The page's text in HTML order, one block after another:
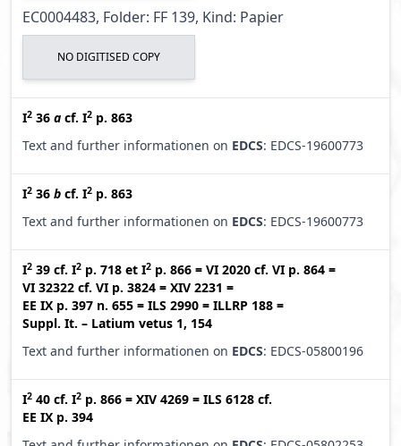
EC0004483, Folder: FF 139, Kind: Papier
NO DIGITISED COPY
I2 36 a cf. I2 p. 863
Text and further informationen on EDCS: EDCS-19600773
I2 36 b cf. I2 p. 863
Text and further informationen on EDCS: EDCS-19600773
I2 39 cf. I2 p. 718 et I2 p. 866 = VI 2020 cf. VI p. 864 =
VI 32322 cf. VI p. 3824 = XIV 2231 =
EE IX p. 397 n. 655 = ILS 2990 = ILLRP 188 =
Suppl. It. – Latium vetus 1, 154
Text and further informationen on EDCS: EDCS-05800196
I2 40 cf. I2 p. 866 = XIV 4269 = ILS 6128 cf.
EE IX p. 394